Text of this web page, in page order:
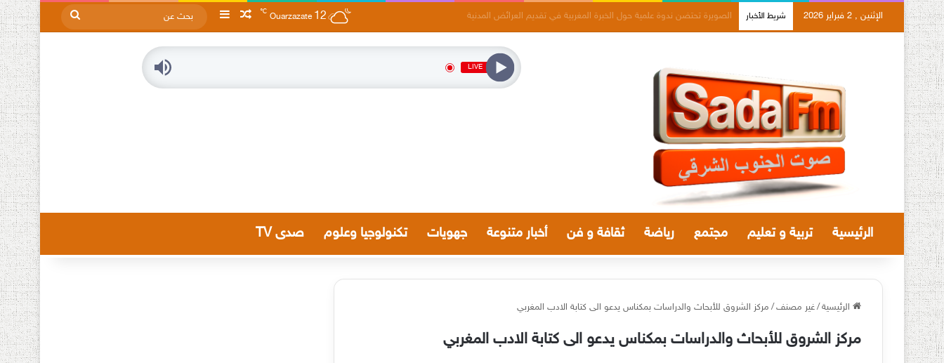
الإثنين , 2 فبراير 2026 شريط الأخبار فضاء الذاكرة بالصويرة يؤطر عرضا تاريخيا تفاعليا لتلامذة نورس موگادور Ouarzazate 12
℃ مقال عشوائي
إضافة عمود جانبي
LIVE
الرئيسية تربية و تعليم مجتمع رياضة ثقافة و فن أخبار متنوعة جهويات تكنولوجيا وعلوم صدى TV
الرئيسية/غير مصنف/ مركز الشروق للأبحاث والدراسات بمكناس يدعو الى كتابة الادب المغربي
مركز الشروق للأبحاث والدراسات بمكناس يدعو الى كتابة الادب المغربي